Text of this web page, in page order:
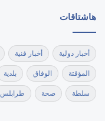
هاشتاقات
أخبار دولية أخبار فنية
المؤقتة الوفاق بلدية
سلطة صحة طرابلس